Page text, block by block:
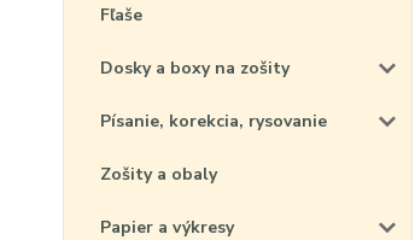
Fľaše
Dosky a boxy na zošity
Písanie, korekcia, rysovanie
Zošity a obaly
Papier a výkresy